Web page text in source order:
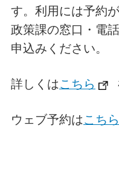
す。利用には予約
政策課の窓口・電
申込みください。
詳しくはこちら
ウェブ予約はこちら